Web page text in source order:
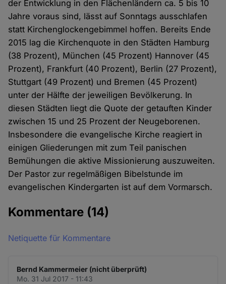
der Entwicklung in den Flächenländern ca. 5 bis 10
Jahre voraus sind, lässt auf Sonntags ausschlafen
statt Kirchenglockengebimmel hoffen. Bereits Ende
2015 lag die Kirchenquote in den Städten Hamburg
(38 Prozent), München (45 Prozent) Hannover (45
Prozent), Frankfurt (40 Prozent), Berlin (27 Prozent),
Stuttgart (49 Prozent) und Bremen (45 Prozent)
unter der Hälfte der jeweiligen Bevölkerung. In
diesen Städten liegt die Quote der getauften Kinder
zwischen 15 und 25 Prozent der Neugeborenen.
Insbesondere die evangelische Kirche reagiert in
einigen Gliederungen mit zum Teil panischen
Bemühungen die aktive Missionierung auszuweiten.
Der Pastor zur regelmäßigen Bibelstunde im
evangelischen Kindergarten ist auf dem Vormarsch.
Kommentare (14)
Netiquette für Kommentare
Bernd Kammermeier (nicht überprüft)
Mo. 31 Jul 2017 - 11:43